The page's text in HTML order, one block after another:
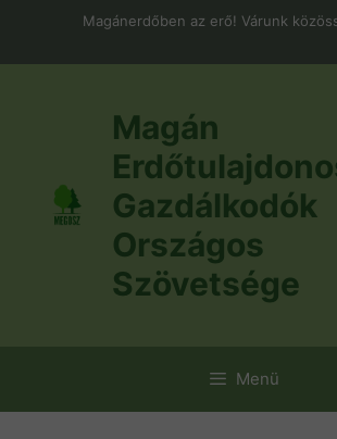
Magánerdőben az erő! Várunk
Magán
Gazdálkodók
Országos
Szövetsége
Menü